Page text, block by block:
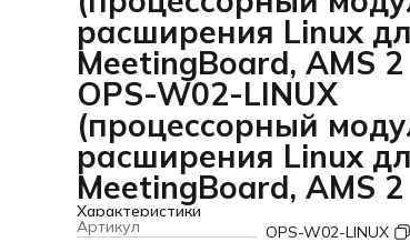
расширения Linux
MeetingBoard, AMS
OPS-W02-LINUX
(процессорный
расширения Linux
MeetingBoard, AMS
Характеристики
Артикул
OPS-W02-LINUX